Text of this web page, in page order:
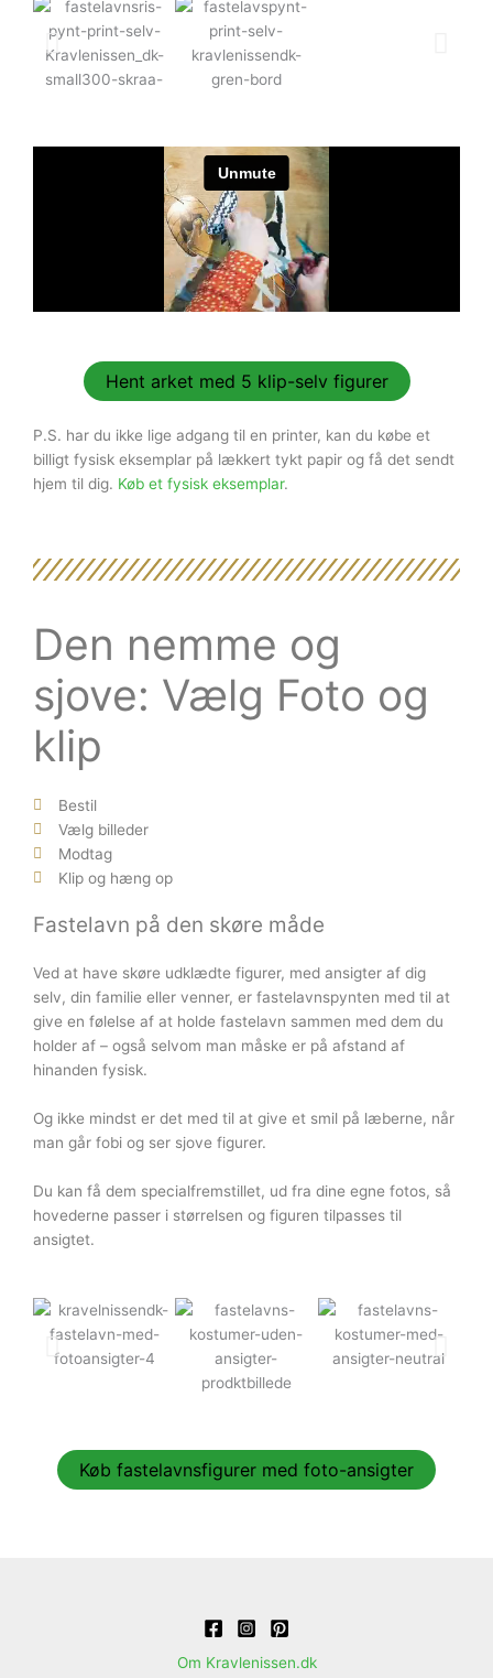
Hent arket med 5 klip-selv figurer
P.S. har du ikke lige adgang til en printer, kan du købe et
billigt fysisk eksemplar på lækkert tykt papir og få det sendt
hjem til dig. Køb et fysisk eksemplar.
Den nemme og
sjove: Vælg Foto og
klip
Bestil
Vælg billeder
Modtag
Klip og hæng op
Fastelavn på den skøre måde
Ved at have skøre udklædte figurer, med ansigter af dig
selv, din familie eller venner, er fastelavnspynten med til at
give en følelse af at holde fastelavn sammen med dem du
holder af – også selvom man måske er på afstand af
hinanden fysisk.
Og ikke mindst er det med til at give et smil på læberne, når
man går fobi og ser sjove figurer.
Du kan få dem specialfremstillet, ud fra dine egne fotos, så
hovederne passer i størrelsen og figuren tilpasses til
ansigtet.
Køb fastelavnsfigurer med foto-ansigter
Om Kravlenissen.dk